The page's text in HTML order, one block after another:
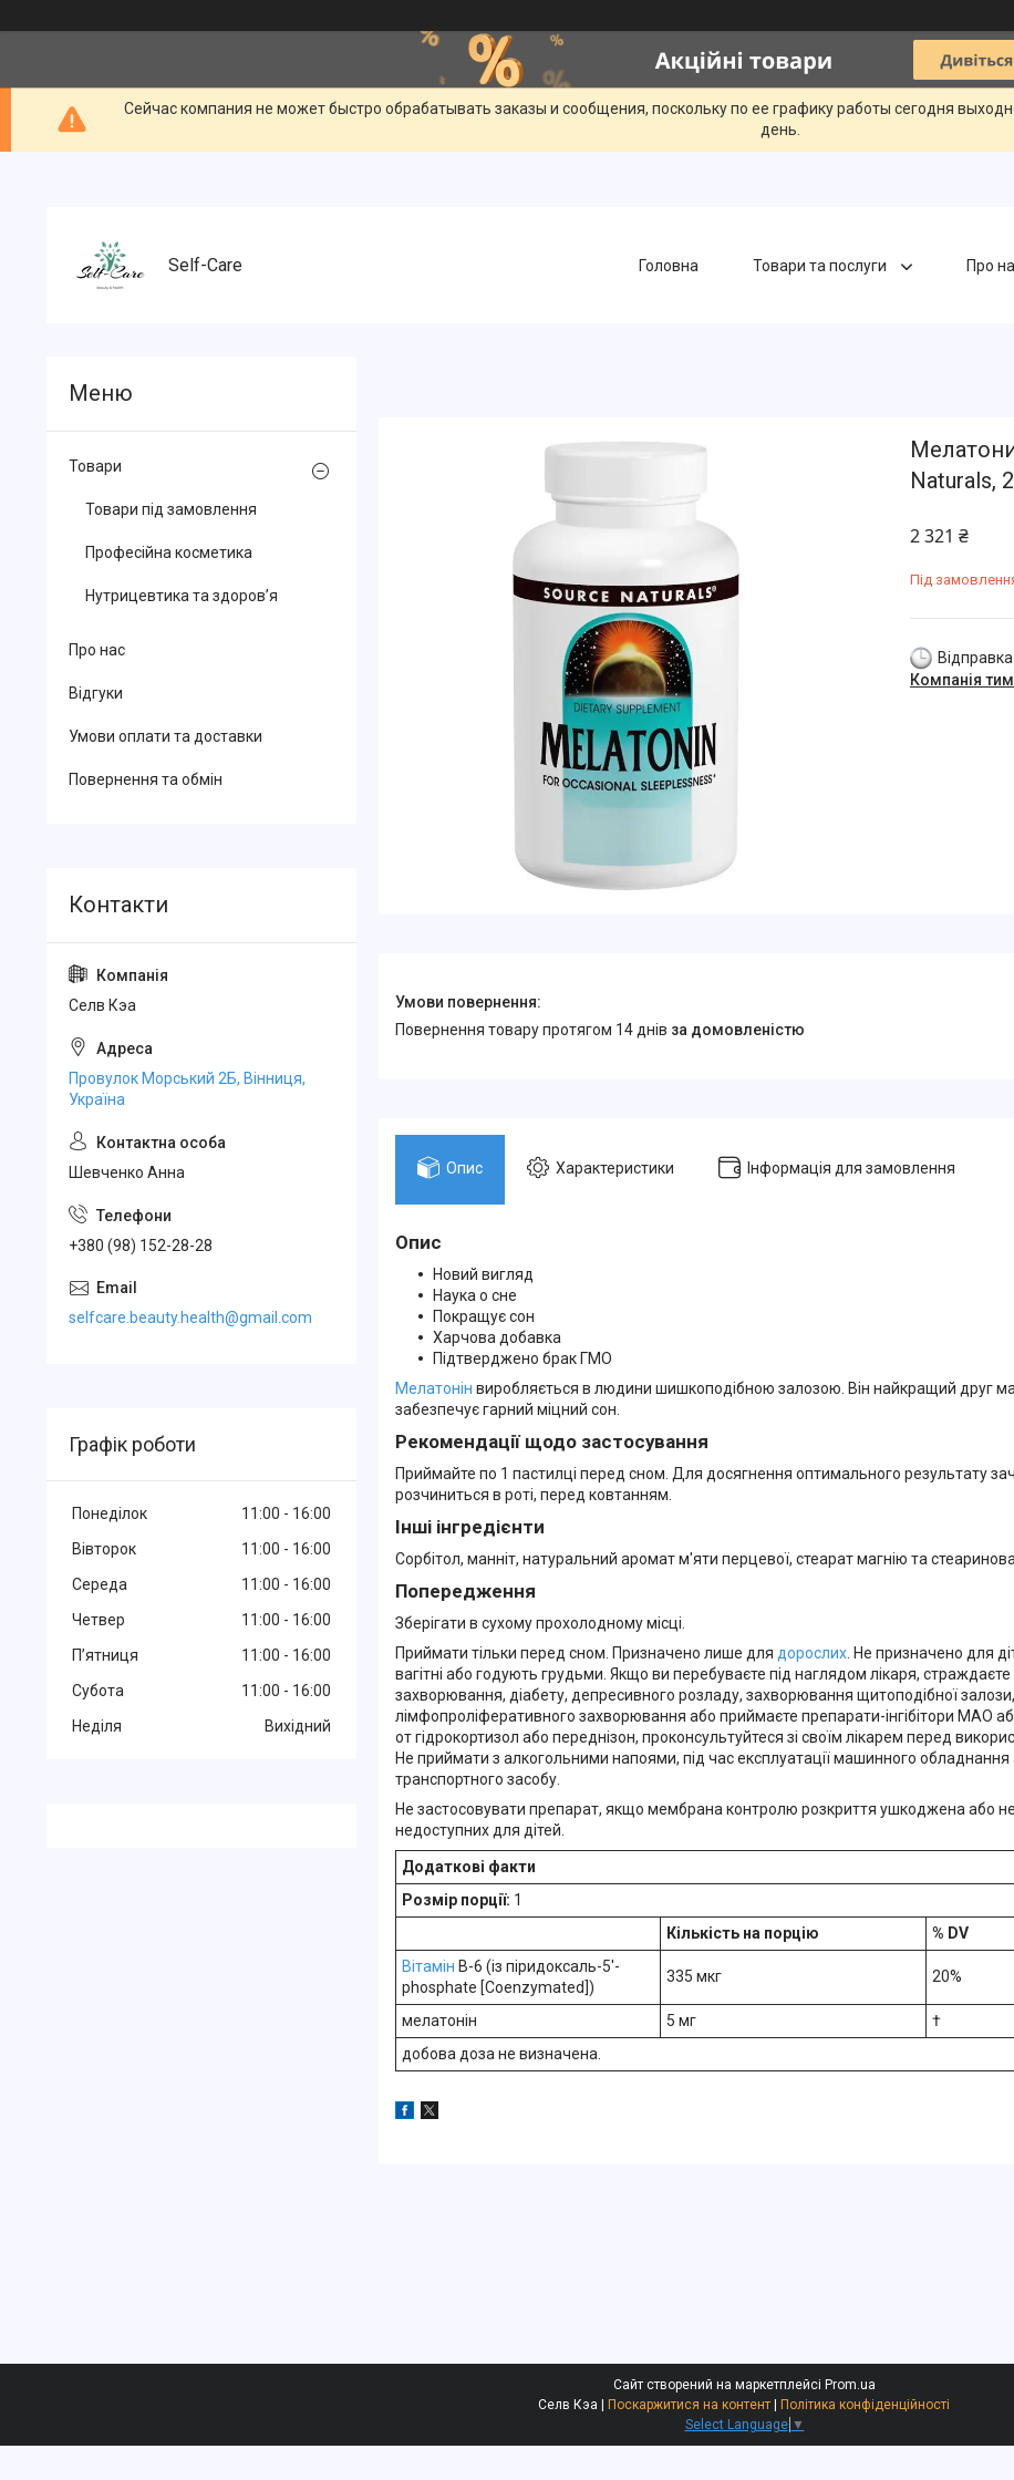
Сейчас компания не может быстро обрабатывать заказы и сообщения, поскольку по ее графику работы сегодня
день.
Self-Care Головна Товари та послуги Про
Naturals,
2 321 ₴
Під
Компанія
повернення товару протягом 14 днів за домовленістю
Опис Характеристики Інформація для замовлення
Опис
Новий вигляд
Наука о сне
Покращує сон
Харчова добавка
Підтверджено брак ГМО
Мелатонін виробляється в людини шишкоподібною залозою. Він найкращий друг
забезпечує гарний міцний сон.
Рекомендації щодо застосування
Приймайте по 1 пастилці перед сном. Для досягнення оптимального результату
розчиниться в роті, перед ковтанням.
Інші інгредієнти
Сорбітол, манніт, натуральний аромат м'яти перцевої, стеарат магнію та
Попередження
Зберігати в сухому прохолодному місці.
Приймати тільки перед сном. Призначено лише для дорослих . Не призначено для
вагітні або годують грудьми. Якщо ви перебуваєте під наглядом лікаря, страждаєте
захворювання, діабету, депресивного розладу, захворювання щитоподібної залози,
лімфопроліферативного захворювання або приймаєте препарати-інгібітори МАО
от гідрокортизол або переднізон, проконсультуйтеся зі своїм лікарем перед
Не приймати з алкогольними напоями, під час експлуатації машинного обладнання
транспортного засобу.
Не застосовувати препарат, якщо мембрана контролю розкриття ушкоджена або
недоступних для дітей.
Додаткові факти
Розмір порції: 1
Кількість на порцію
% DV
Вітамін B-6 (із піридоксаль-5'-
phosphate [Coenzymated])
335 мкг 20%
мелатонін 5 мг
†
добова доза не визначена.
Товари
Товари під замовлення
Професійна косметика
Нутрицевтика та здоров’я
Про нас
Відгуки
Умови оплати та доставки
Повернення та обмін
Селв Кэа
Провулок Морський 2Б, Вінниця,
Україна
Шевченко Анна
+380 (98) 152-28-28
selfcare.beauty.health@gmail.com
Графік роботи
Понеділок 11:00
16:00
Вівторок
11:00
16:00
Середа
11:00
16:00
Четвер
11:00
16:00
Пʼятниця
11:00
16:00
Субота
11:00
16:00
Неділя
Вихідний
Сайт створений на маркетплейсі Prom.ua
Селв Кэа | Поскаржитися на контент | Політика конфіденційності
Select Language ▼